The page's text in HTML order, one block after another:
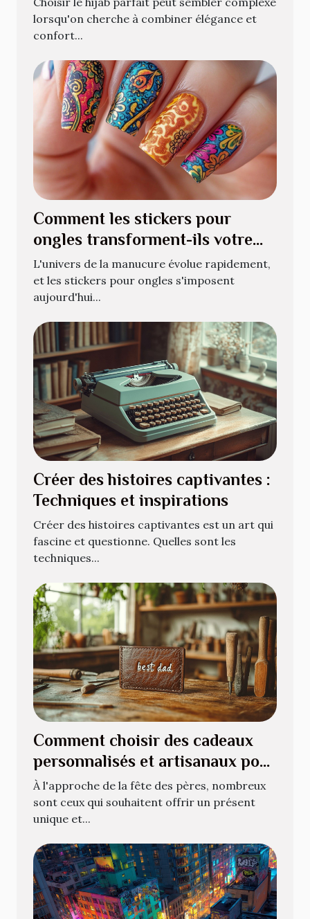
lorsqu'on cherche à combiner élégance et
confort...
Comment les stickers pour
ongles transforment-ils votre
manucure quotidienne ?
L'univers de la manucure évolue rapidement,
et les stickers pour ongles s'imposent
aujourd'hui...
Créer des histoires captivantes :
Techniques et inspirations
Créer des histoires captivantes est un art qui
fascine et questionne. Quelles sont les
techniques...
Comment choisir des cadeaux
personnalisés et artisanaux pour
la fête des pères
À l'approche de la fête des pères, nombreux
sont ceux qui souhaitent offrir un présent
unique et...